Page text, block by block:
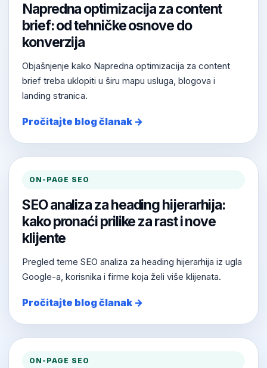
Napredna optimizacija za content
brief: od tehničke osnove do
konverzija
Objašnjenje kako Napredna optimizacija za content
brief treba uklopiti u širu mapu usluga, blogova i
landing stranica.
Pročitajte blog članak →
ON-PAGE SEO
SEO analiza za heading hijerarhija:
kako pronaći prilike za rast i nove
klijente
Pregled teme SEO analiza za heading hijerarhija iz ugla
Google-a, korisnika i firme koja želi više klijenata.
Pročitajte blog članak →
ON-PAGE SEO